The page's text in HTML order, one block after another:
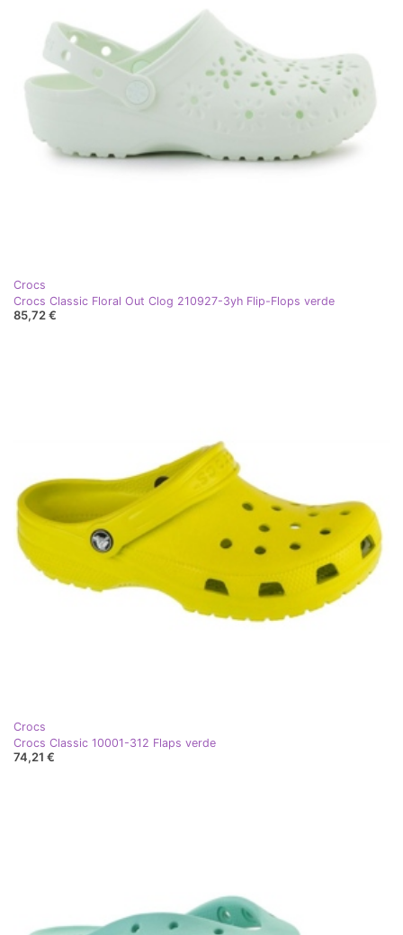
Crocs
Crocs Classic Floral Out Clog 210927-3yh Flip-Flops verde
85,72 €
Crocs
Crocs Classic 10001-312 Flaps verde
74,21 €